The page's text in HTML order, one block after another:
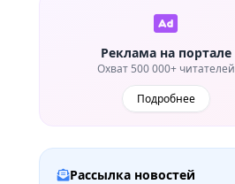
Реклама на портале
Охват 500 000+ читателей
Подробнее
Рассылка новостей